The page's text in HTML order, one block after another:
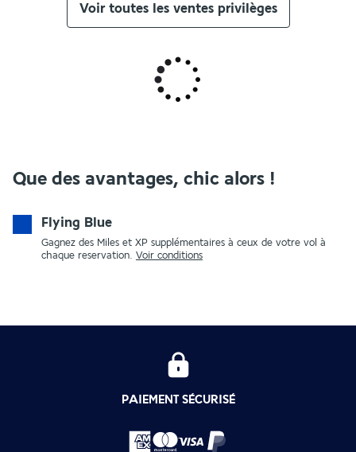
Voir toutes les ventes privilèges
Que des avantages, chic alors !
Flying Blue
Gagnez des Miles et XP supplémentaires à ceux de votre vol à
chaque reservation. Voir conditions
PAIEMENT SÉCURISÉ